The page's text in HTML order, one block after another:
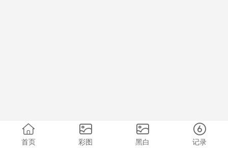
首页 彩图 黑白 记录